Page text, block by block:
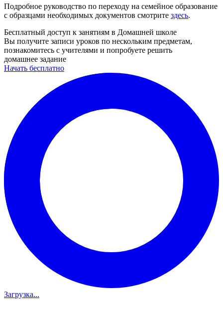
Подробное руководство по переходу на семейное образование
с образцами необходимых документов смотрите здесь.
Бесплатный доступ к занятиям в Домашней школе
Вы получите записи уроков по нескольким предметам,
познакомитесь с учителями и попробуете решить
домашнее задание
Начать бесплатно
Загрузка...